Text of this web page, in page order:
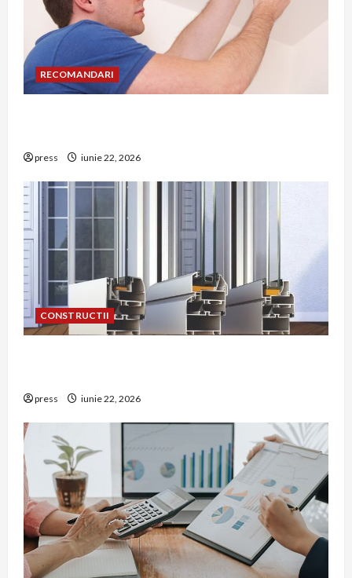
RECOMANDARI
press iunie 22, 2026
CONSTRUCTII
press iunie 22, 2026